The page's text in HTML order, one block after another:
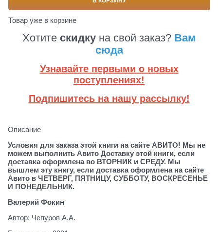
Товар уже в корзине
Хотите скидку на свой заказ? Вам
сюда
Узнавайте первыми о новых
поступлениях!
Подпишитесь на нашу рассылку!
Описание
Условия для заказа этой книги на сайте АВИТО! Мы не
можем выполнить Авито Доставку этой книги, если
доставка оформлена во ВТОРНИК и СРЕДУ. Мы
вышлем эту книгу, если доставка оформлена на сайте
Авито в ЧЕТВЕРГ, ПЯТНИЦУ, СУББОТУ, ВОСКРЕСЕНЬЕ
И ПОНЕДЕЛЬНИК.
Валерий Фокин
Автор: Чепуров А.А.